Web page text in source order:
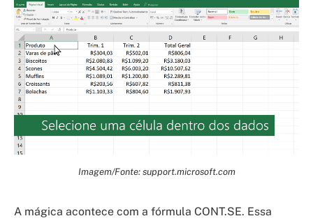
Imagem/Fonte: support.microsoft.com
A mágica acontece com a fórmula CONT.SE. Essa